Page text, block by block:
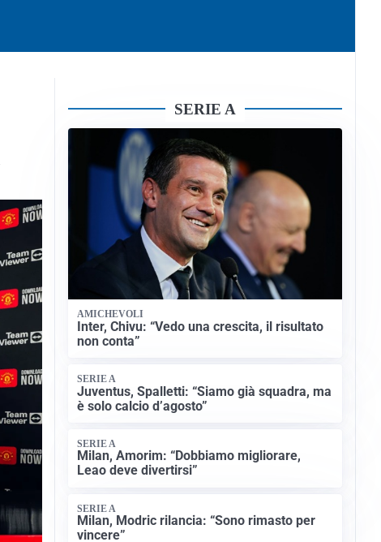
SERIE A
AMICHEVOLI
Inter, Chivu: “Vedo una crescita, il risultato
non conta”
SERIE A
Juventus, Spalletti: “Siamo già squadra, ma
è solo calcio d’agosto”
SERIE A
Milan, Amorim: “Dobbiamo migliorare,
Leao deve divertirsi”
SERIE A
Milan, Modric rilancia: “Sono rimasto per
vincere”